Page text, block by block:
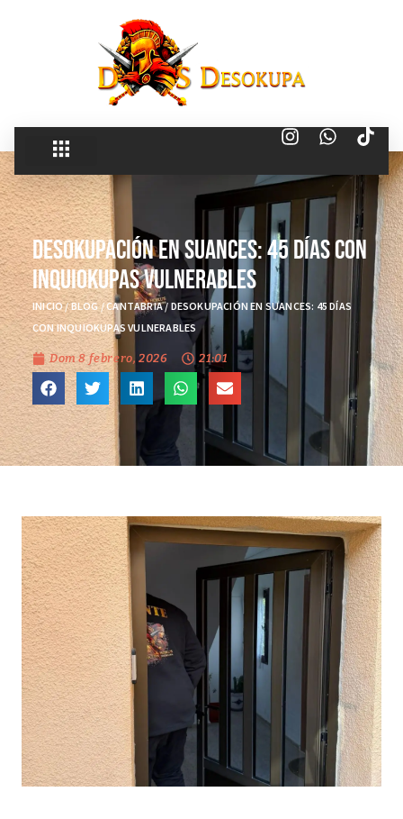
Desokupación en Suances: 45 días con
Inquiokupas Vulnerables
INICIO/BLOG/CANTABRIA/ DESOKUPACIÓN EN SUANCES: 45 DÍAS
CON INQUIOKUPAS VULNERABLES
Dom 8 febrero, 2026 21:01